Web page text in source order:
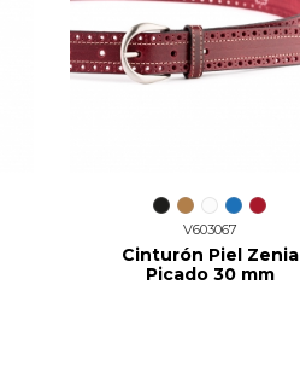
V603067
Cinturón Piel Zenia
Picado 30 mm